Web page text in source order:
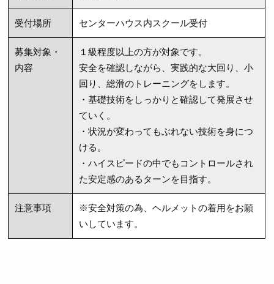
受付場所 センターハウス内スクール受付
募集対象・
内容
１級程度以上の方が対象です。
安全を確認しながら、実践的な大回り、小
回り、総滑のトレーニングをします。
・基礎技術をしっかりと確認して発展させ
ていく。
・状況が変わってもぶれない技術を身につ
ける。
・ハイスピードの中でもコントロールされ
た安定感のあるターンを目指す。
注意事項
※安全対策の為、ヘルメットの着用をお願
いしています。